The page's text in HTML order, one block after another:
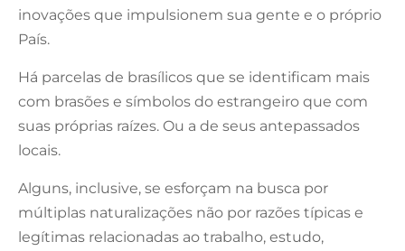
inovações que impulsionem sua gente e o próprio
País.
Há parcelas de brasílicos que se identificam mais
com brasões e símbolos do estrangeiro que com
suas próprias raízes. Ou a de seus antepassados
locais.
Alguns, inclusive, se esforçam na busca por
múltiplas naturalizações não por razões típicas e
legítimas relacionadas ao trabalho, estudo,